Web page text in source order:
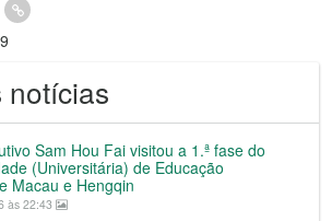
notícias
Sam Hou Fai visitou a 1.ª fase do
(Universitária) de Educação
Macau e Hengqin
às 22:43